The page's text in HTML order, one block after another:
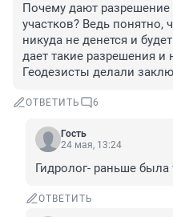
Почему дают разрешение
участков? Ведь понятно,
никуда не денется и
дает такие разрешения
Геодезисты делали
ОТВЕТИТЬ 6
Гость
24 мая, 13:24
Гидролог- раньше была
ОТВЕТИТЬ